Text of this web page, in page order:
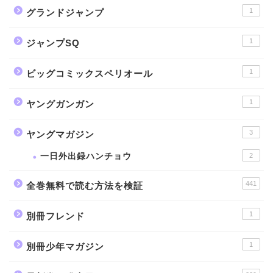
グランドジャンプ 1
ジャンプSQ 1
ビッグコミックスペリオール 1
ヤングガンガン 1
ヤングマガジン 3
一日外出録ハンチョウ 2
全巻無料で読む方法を検証 441
別冊フレンド 1
別冊少年マガジン 1